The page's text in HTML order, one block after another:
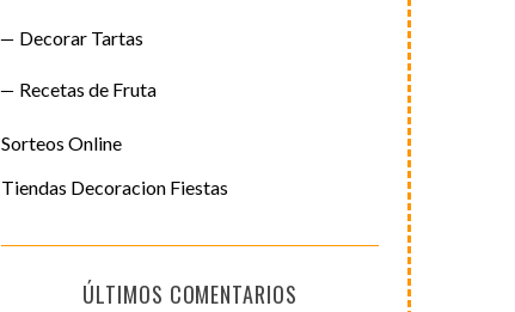
Decorar Tartas
Recetas de Fruta
Sorteos Online
Tiendas Decoracion Fiestas
ÚLTIMOS COMENTARIOS